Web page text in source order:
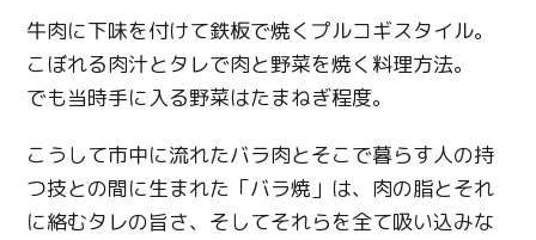
牛肉に下味を付けて鉄板で焼くプルコギスタイル。
こぼれる肉汁とタレで肉と野菜を焼く料理方法。
でも当時手に入る野菜はたまねぎ程度。
こうして市中に流れたバラ肉とそこで暮らす人の持
つ技との間に生まれた「バラ焼」は、肉の脂とそれ
に絡むタレの旨さ、そしてそれらを全て吸い込みな